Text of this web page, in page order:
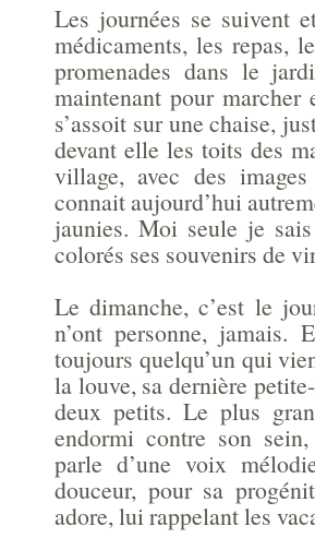
Les journées se suivent
médicaments, les repas,
promenades dans le
maintenant pour marcher
s’assoit sur une chaise,
devant elle les toits des
village, avec des
connait aujourd’hui
jaunies. Moi seule je
colorés ses souvenirs de
Le dimanche, c’est le
n’ont personne,
toujours quelqu’un qui
la louve, sa dernière
deux petits. Le plus
endormi contre son
parle d’une voix
douceur, pour sa
adore, lui rappelant les